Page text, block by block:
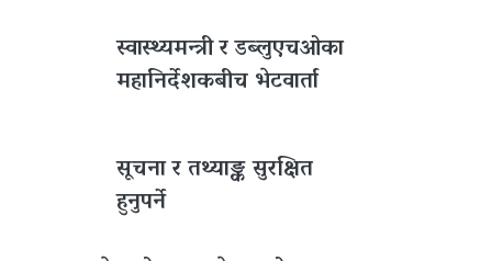
स्वास्थ्यमन्त्री र डब्लुएचओका
महानिर्देशकबीच भेटवार्ता
सूचना र तथ्याङ्क सुरक्षित
हुनुपर्ने